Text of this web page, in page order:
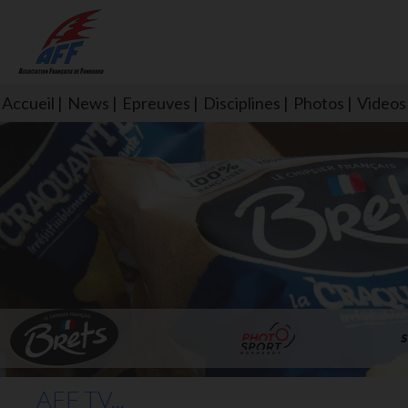
Accueil News Epreuves Disciplines Photos Videos
L'aff soutient les SNS253
AFF TV...